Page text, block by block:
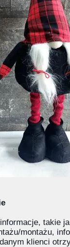
takie
montażu,
klienci